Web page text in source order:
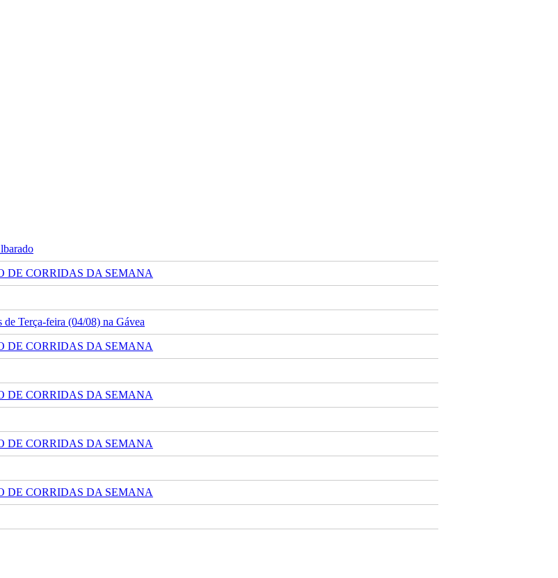
DE CORRIDAS DA SEMANA
Terça-feira (04/08) na Gávea
DE CORRIDAS DA SEMANA
DE CORRIDAS DA SEMANA
DE CORRIDAS DA SEMANA
DE CORRIDAS DA SEMANA